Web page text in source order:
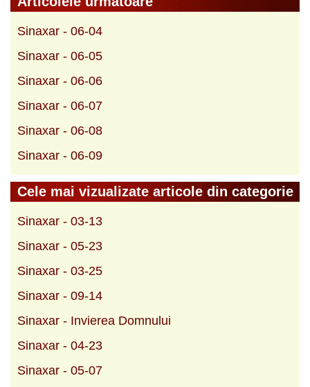
Sinaxar - 06-04
Sinaxar - 06-05
Sinaxar - 06-06
Sinaxar - 06-07
Sinaxar - 06-08
Sinaxar - 06-09
Cele mai vizualizate articole din categorie
Sinaxar - 03-13
Sinaxar - 05-23
Sinaxar - 03-25
Sinaxar - 09-14
Sinaxar - Invierea Domnului
Sinaxar - 04-23
Sinaxar - 05-07